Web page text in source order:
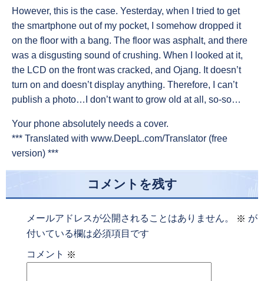
However, this is the case. Yesterday, when I tried to get
the smartphone out of my pocket, I somehow dropped it
on the floor with a bang. The floor was asphalt, and there
was a disgusting sound of crushing. When I looked at it,
the LCD on the front was cracked, and Ojang. It doesn’t
turn on and doesn’t display anything. Therefore, I can’t
publish a photo…I don’t want to grow old at all, so-so…
Your phone absolutely needs a cover.
*** Translated with www.DeepL.com/Translator (free
version) ***
コメントを残す
メールアドレスが公開されることはありません。 ※ が
付いている欄は必須項目です
コメント ※